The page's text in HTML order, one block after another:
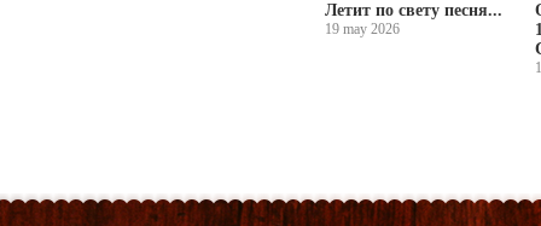
Летит по свету песня...
19 may 2026